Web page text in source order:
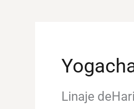
Linaje